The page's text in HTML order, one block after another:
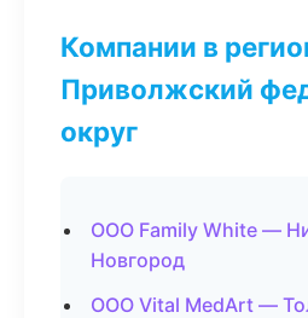
Компании в
Приволжский
округ
ООО Family White —
Новгород
ООО Vital MedArt —